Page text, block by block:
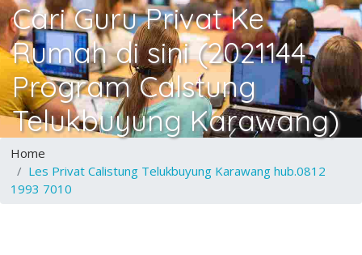
Cari Guru Privat Ke
Rumah di sini (2021144
Program Calstung
Telukbuyung Karawang)
Home
Les Privat Calistung Telukbuyung Karawang hub.0812
1993 7010